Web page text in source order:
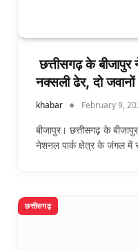
छत्तीसगढ़ के
नक्सली ढेर, दो
khabar February 9,
बीजापुर। छत्तीसगढ़ के
नेशनल पार्क क्षेत्र के जंगल में
छत्तीसगढ़